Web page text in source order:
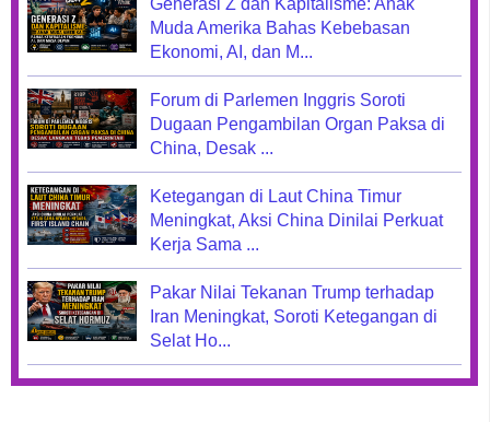
Generasi Z dan Kapitalisme: Anak
Muda Amerika Bahas Kebebasan
Ekonomi, AI, dan M...
Forum di Parlemen Inggris Soroti
Dugaan Pengambilan Organ Paksa di
China, Desak ...
Ketegangan di Laut China Timur
Meningkat, Aksi China Dinilai Perkuat
Kerja Sama ...
Pakar Nilai Tekanan Trump terhadap
Iran Meningkat, Soroti Ketegangan di
Selat Ho...